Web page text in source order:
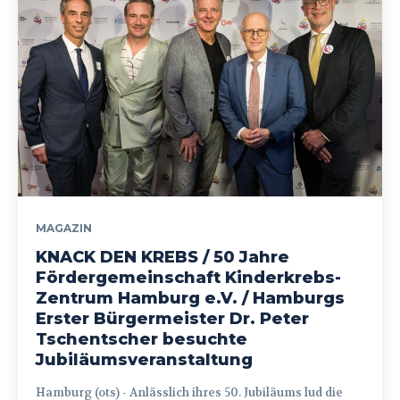
MAGAZIN
KNACK DEN KREBS / 50 Jahre
Fördergemeinschaft Kinderkrebs-
Zentrum Hamburg e.V. / Hamburgs
Erster Bürgermeister Dr. Peter
Tschentscher besuchte
Jubiläumsveranstaltung
Hamburg (ots) - Anlässlich ihres 50. Jubiläums lud die